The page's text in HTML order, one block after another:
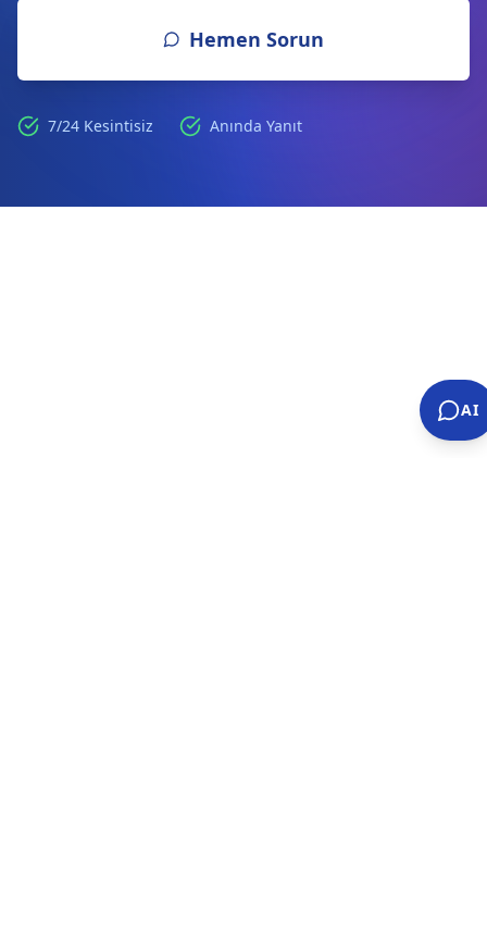
Hemen Sorun
7/24 Kesintisiz Anında Yanıt
AI